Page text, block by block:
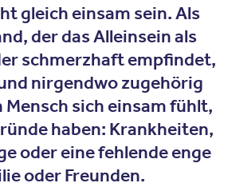
gleich einsam sein. Als
der das Alleinsein als
schmerzhaft empfindet,
nirgendwo zugehörig
sich einsam fühlt,
haben: Krankheiten,
oder eine fehlende enge
oder Freunden.